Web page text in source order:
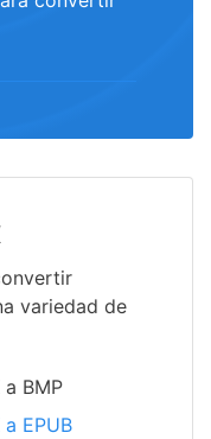
variedad de
a BMP
a EPUB